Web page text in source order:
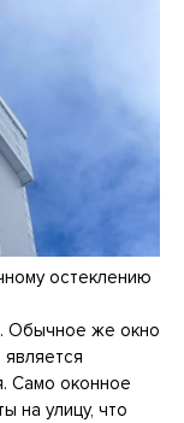
остеклению
Обычное же окно
Само оконное
на улицу, что